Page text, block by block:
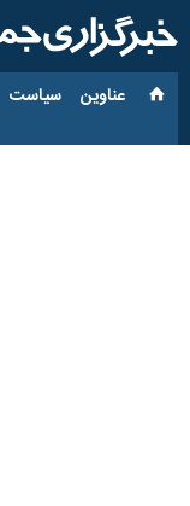
عناوین‌ سیاست